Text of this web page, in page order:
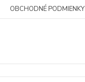
OBCHODNÉ PODMIENKY